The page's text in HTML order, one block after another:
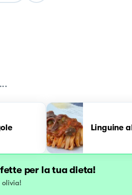
Linguine
per la tua dieta!
olivia!